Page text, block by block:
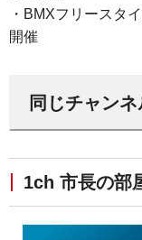
・BMXフリースタ
開催
同じチャン
1ch 市長の部